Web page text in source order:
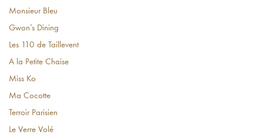
Monsieur Bleu
Gwon’s Dining
Les 110 de Taillevent
A la Petite Chaise
Miss Ko
Ma Cocotte
Terroir Parisien
Le Verre Volé